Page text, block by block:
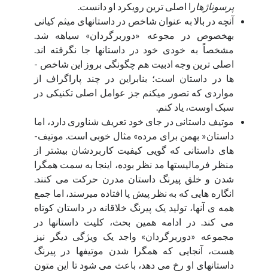
The Shower
Available In Amazon
Available In Naakojaa
The U-turn
Fidibo/cheshmeh
History
دوربرگردان
کتاب های صوتی
کتاب صوتی رگبار (واو بوک)
پرسوناژهارا اصلی ­ترین رویکرد او دانست.
آنچه در بالا به عنوان شاخص در داستان­های میثم کیانی
به­خصوص در مجوعه «دوربرگردان» سیاهه شد.
مشخصاً به­ خودی­ خود در داستان­ها جا نگرفته ­اند.
اصلی ­ترین وجه ادبیت هم چگونگی بروز این شاخص ­
ها در داستان است؛ بنابراین در چند پاراگراف از
مواردی که تصور می­کنم جز عوامل اصلی تکنیکی در
سبک اوست، یاد کنم.
موتیف­ داستانی در جای خود تعریف شناوری دارد، اما
داستان« بهمن برای مرده» مثال خوبی است. موتیف­
های داستانی که گویی کیفیت کاربردشان بیشتر از
منظر فرمالیست­ها مد نظر بوده، اینجا به سمت همگرا
شدن و خلق پیرنگ داستان مدرن حرکت می­ کنند.
انگاره ­هایی که به نظر پیش پا افتاده می­رسند، اما جمع
همه­ ی آنها، تولید یک پیرنگ خلاقانه در داستان کوتاه
می­ کند. در ادامه همین بحث، کلیت داستان­ها در
مجموعه «دوربرگردان» واجد یک ویژگی دیگر نیز
هست، آنجایی که همگرا شدن موتیف­ها در پیرنگ
داستان­های او رخ می­ دهد، باعث می شود تا این متون